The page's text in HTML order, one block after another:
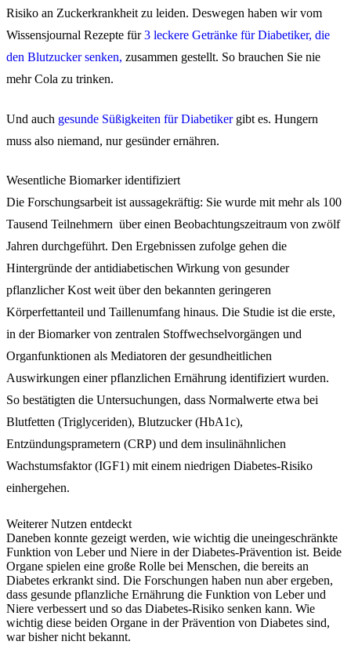
Risiko an Zuckerkrankheit zu leiden. Deswegen haben wir vom
Wissensjournal Rezepte für3 leckere Getränke für Diabetiker, die
den Blutzucker senken, zusammen gestellt. So brauchen Sie nie
mehr Cola zu trinken.
Und auch gesunde Süßigkeiten für Diabetiker gibt es. Hungern
muss also niemand, nur gesünder ernähren.
Wesentliche Biomarker identifiziert
Die Forschungsarbeit ist aussagekräftig: Sie wurde mit mehr als 100
Tausend Teilnehmern über einen Beobachtungszeitraum von zwölf
Jahren durchgeführt. Den Ergebnissen zufolge gehen die
Hintergründe der antidiabetischen Wirkung von gesunder
pflanzlicher Kost weit über den bekannten geringeren
Körperfettanteil und Taillenumfang hinaus. Die Studie ist die erste,
in der Biomarker von zentralen Stoffwechselvorgängen und
Organfunktionen als Mediatoren der gesundheitlichen
Auswirkungen einer pflanzlichen Ernährung identifiziert wurden.
So bestätigten die Untersuchungen, dass Normalwerte etwa bei
Blutfetten (Triglyceriden), Blutzucker (HbA1c),
Entzündungsprametern (CRP) und dem insulinähnlichen
Wachstumsfaktor (IGF1) mit einem niedrigen Diabetes-Risiko
einhergehen.
Weiterer Nutzen entdeckt
Daneben konnte gezeigt werden, wie wichtig die uneingeschränkte
Funktion von Leber und Niere in der Diabetes-Prävention ist. Beide
Organe spielen eine große Rolle bei Menschen, die bereits an
Diabetes erkrankt sind. Die Forschungen haben nun aber ergeben,
dass gesunde pflanzliche Ernährung die Funktion von Leber und
Niere verbessert und so das Diabetes-Risiko senken kann. Wie
wichtig diese beiden Organe in der Prävention von Diabetes sind,
war bisher nicht bekannt.